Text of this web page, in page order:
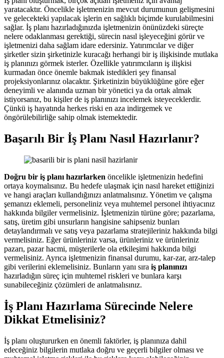
yaratacaktır. Öncelikle işletmenizin mevcut durumunun gelişmesini
ve gelecekteki yapılacak işlerin en sağlıklı biçimde kurulabilmesini
sağlar. İş planı hazırladığınızda işletmenizin önünüzdeki süreçte
nelere odaklanması gerektiği, sürecin nasıl işleyeceğini görür ve
işletmenizi daha sağlam idare edersiniz. Yatırımcılar ve diğer
şirketler sizin şirketinizle kuracağı herhangi bir iş ilişkisinde mutlaka
iş planınızı görmek isterler. Özellikle yatırımcıların iş ilişkisi
kurmadan önce önemle bakmak istedikleri şey finansal
projeksiyonlarınız olacaktır. Şirketinizin büyüklüğüne göre eğer
deneyimli ve alanında uzman bir yönetici ya da ortak almak
istiyorsanız, bu kişiler de iş planınızı incelemek isteyeceklerdir.
Çünkü iş hayatında herkes riski en aza indirgemek ve
öngörülebilirliğe sahip olmak istemektedir.
Başarılı Bir İş Planı Nasıl Hazırlanır?
Doğru bir iş planı hazırlarken öncelikle işletmenizin hedefini
ortaya koymalısınız. Bu hedefe ulaşmak için nasıl hareket ettiğinizi
ve hangi araçları kullandığınızı anlatmalısınız. Yönetim ve çalışma
şemanızı eklemeli, personeliniz veya muhtemel personel ihtiyacınız
hakkında bilgiler vermelisiniz. İşletmenizin türüne göre; pazarlama,
satış, üretim gibi unsurların hangisine sahipseniz bunları
detaylandırmalı ve satış veya pazarlama stratejileriniz hakkında bilgi
vermelisiniz. Eğer ürünleriniz varsa, ürünleriniz ve ürünleriniz
pazarı, pazar hacmi, müşterilerle ola etkileşimi hakkında bilgi
vermelisiniz. Ayrıca işletmenizin finansal durumu, kar-zar, arz-talep
gibi verilerini eklemelisiniz. Bunların yanı sıra iş planınızı
hazırladığın süreç için muhtemel riskleri ve bunlara karşı
sunabileceğiniz çözümleri de anlatmalısınız.
İş Planı Hazırlama Sürecinde Nelere
Dikkat Etmelisiniz?
İş planı oluştururken en önemli faktörler, iş planınıza dahil
edeceğiniz bilgilerin mutlaka doğru ve geçerli bilgiler olması ve